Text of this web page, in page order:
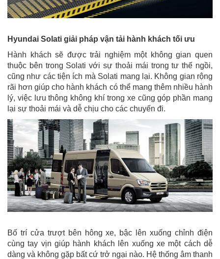
Hyundai Solati giải pháp vận tải hành khách tối ưu
Hành khách sẽ được trải nghiệm một không gian quen
thuộc bên trong Solati với sự thoải mái trong tư thế ngồi,
cũng như các tiện ích mà Solati mang lại. Không gian rộng
rãi hơn giúp cho hành khách có thể mang thêm nhiều hành
lý, việc lưu thông không khí trong xe cũng góp phần mang
lại sự thoải mái và dễ chịu cho các chuyến đi.
Bố trí cửa trượt bên hông xe, bậc lên xuống chỉnh điện
cùng tay vịn giúp hành khách lên xuống xe một cách dễ
dàng và không gặp bất cứ trở ngại nào. Hệ thống âm thanh